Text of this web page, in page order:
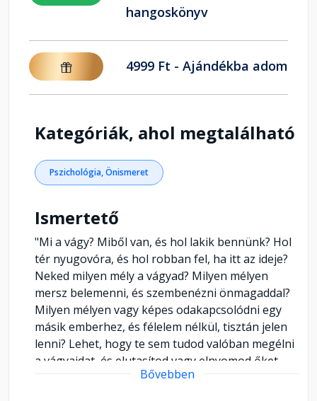
hangoskönyv
4999 Ft - Ajándékba adom
Kategóriák, ahol megtalálható
Pszichológia, Önismeret
Ismertető
"Mi a vágy? Miből van, és hol lakik bennünk? Hol
tér nyugovóra, és hol robban fel, ha itt az ideje?
Neked milyen mély a vágyad? Milyen mélyen
mersz belemenni, és szembenézni önmagaddal?
Milyen mélyen vagy képes odakapcsolódni egy
másik emberhez, és félelem nélkül, tisztán jelen
lenni? Lehet, hogy te sem tudod valóban megélni
a vágyaidat, és elutasítod vagy elnyomod őket -
pedig a vágyak találkozásából születik a
Bővebben